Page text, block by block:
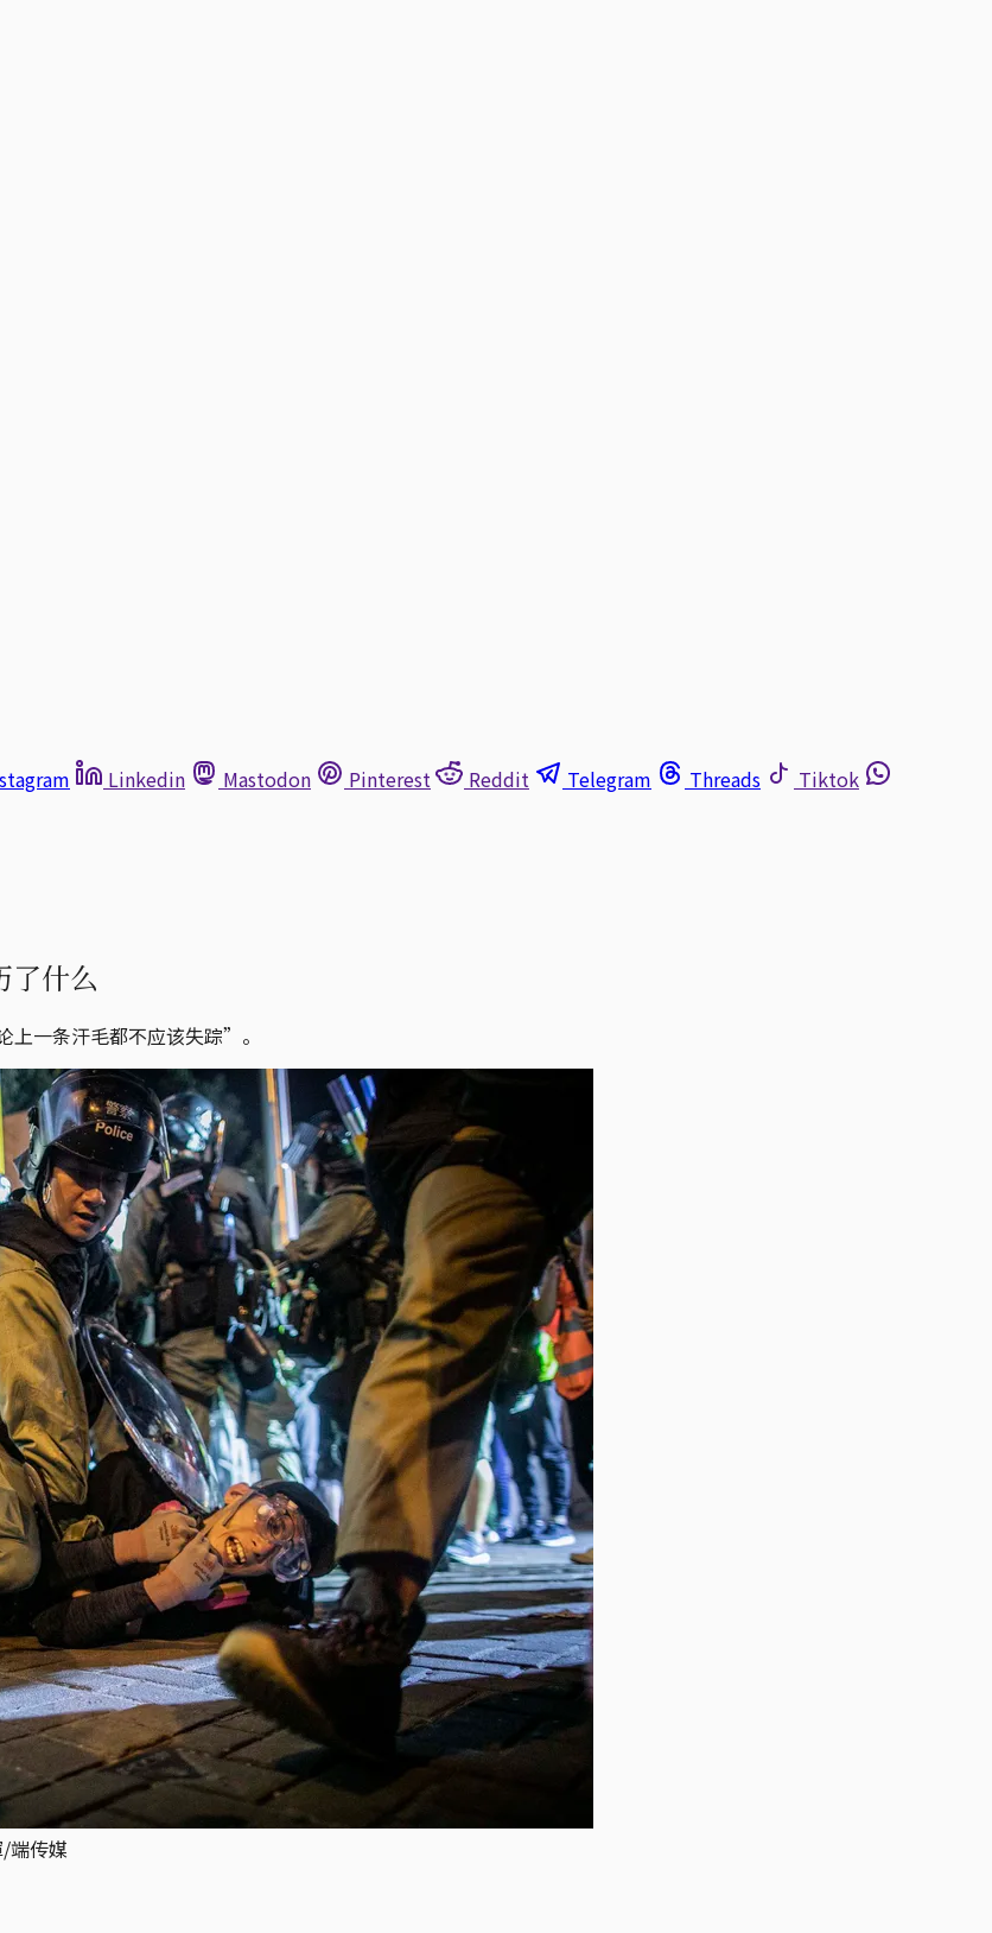
Linkedin Mastodon Pinterest Reddit Telegram Threads
Tiktok
了什么
一条汗毛都不应该失踪”。
端传媒